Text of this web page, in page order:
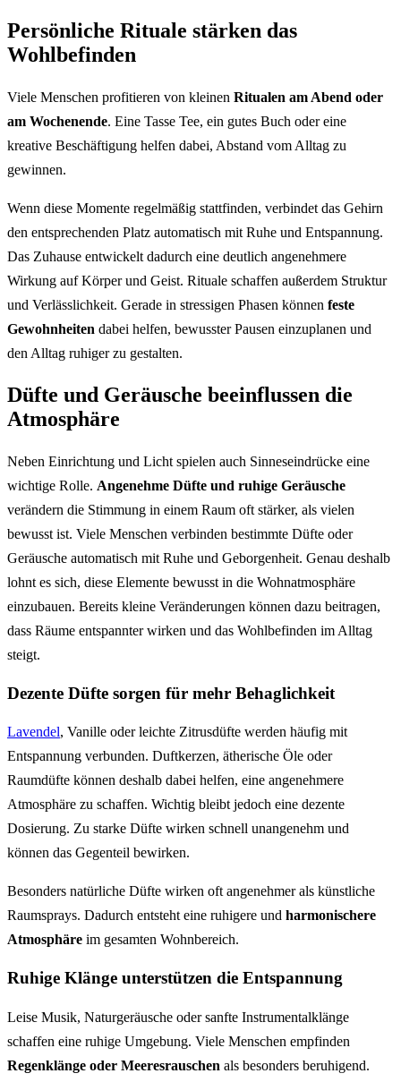
Persönliche Rituale stärken das
Wohlbefinden
Viele Menschen profitieren von kleinen Ritualen am Abend oder
am Wochenende. Eine Tasse Tee, ein gutes Buch oder eine
kreative Beschäftigung helfen dabei, Abstand vom Alltag zu
gewinnen.
Wenn diese Momente regelmäßig stattfinden, verbindet das Gehirn
den entsprechenden Platz automatisch mit Ruhe und Entspannung.
Das Zuhause entwickelt dadurch eine deutlich angenehmere
Wirkung auf Körper und Geist. Rituale schaffen außerdem Struktur
und Verlässlichkeit. Gerade in stressigen Phasen können feste
Gewohnheiten dabei helfen, bewusster Pausen einzuplanen und
den Alltag ruhiger zu gestalten.
Düfte und Geräusche beeinflussen die
Atmosphäre
Neben Einrichtung und Licht spielen auch Sinneseindrücke eine
wichtige Rolle. Angenehme Düfte und ruhige Geräusche
verändern die Stimmung in einem Raum oft stärker, als vielen
bewusst ist. Viele Menschen verbinden bestimmte Düfte oder
Geräusche automatisch mit Ruhe und Geborgenheit. Genau deshalb
lohnt es sich, diese Elemente bewusst in die Wohnatmosphäre
einzubauen. Bereits kleine Veränderungen können dazu beitragen,
dass Räume entspannter wirken und das Wohlbefinden im Alltag
steigt.
Dezente Düfte sorgen für mehr Behaglichkeit
Lavendel, Vanille oder leichte Zitrusdüfte werden häufig mit
Entspannung verbunden. Duftkerzen, ätherische Öle oder
Raumdüfte können deshalb dabei helfen, eine angenehmere
Atmosphäre zu schaffen. Wichtig bleibt jedoch eine dezente
Dosierung. Zu starke Düfte wirken schnell unangenehm und
können das Gegenteil bewirken.
Besonders natürliche Düfte wirken oft angenehmer als künstliche
Raumsprays. Dadurch entsteht eine ruhigere und harmonischere
Atmosphäre im gesamten Wohnbereich.
Ruhige Klänge unterstützen die Entspannung
Leise Musik, Naturgeräusche oder sanfte Instrumentalklänge
schaffen eine ruhige Umgebung. Viele Menschen empfinden
Regenklänge oder Meeresrauschen als besonders beruhigend.